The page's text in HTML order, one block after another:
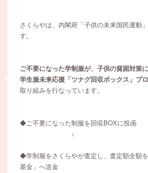
さくらやは、内閣府「子供の未来国民運動
す。
ご不要になった学制服が、子供の貧困対策
学生服未来応援「ツナグ回収ボックス」プ
取り組みを行なっています。
◆ご不要になった制服を回収BOXに投函
↓
◆学制服をさくらやが査定し、査定額全額
基金」へ送金